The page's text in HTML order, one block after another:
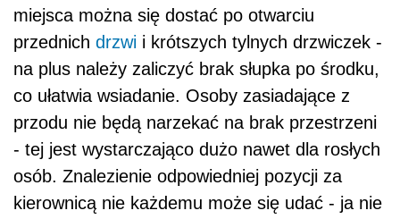
miejsca można się dostać po otwarciu
przednich drzwi i krótszych tylnych drzwiczek -
na plus należy zaliczyć brak słupka po środku,
co ułatwia wsiadanie. Osoby zasiadające z
przodu nie będą narzekać na brak przestrzeni
- tej jest wystarczająco dużo nawet dla rosłych
osób. Znalezienie odpowiedniej pozycji za
kierownicą nie każdemu może się udać - ja nie